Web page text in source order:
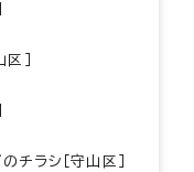
］
チラシ［守山区］